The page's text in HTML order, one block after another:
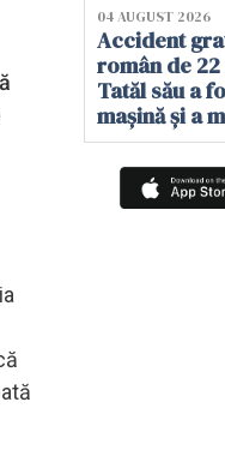
04 AUGUST 2026
Accident
român de
Tatăl său a
mașină și a